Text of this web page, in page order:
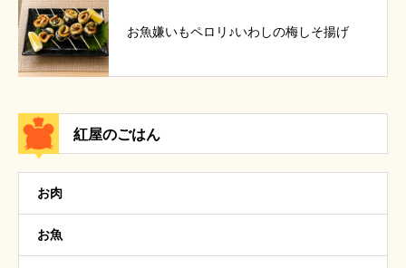
お魚嫌いもペロリ♪いわしの梅しそ揚げ
紅屋のごはん
お肉
お魚